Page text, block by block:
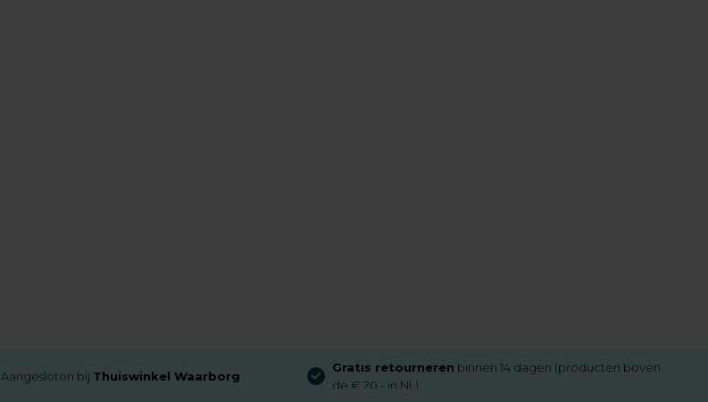
Aangesloten bij Thuiswinkel Waarborg
Gratis retourneren binnen 14 dagen (producten boven
de € 20,- in NL)